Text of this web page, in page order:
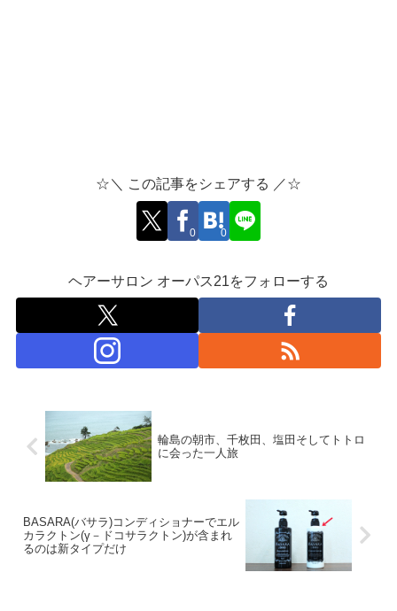
☆＼ この記事をシェアする ／☆
0 0
ヘアーサロン オーパス21をフォローする
輪島の朝市、千枚田、塩田そしてトトロ
に会った一人旅
BASARA(バサラ)コンディショナーでエル
カラクトン(γ－ドコサラクトン)が含まれ
るのは新タイプだけ